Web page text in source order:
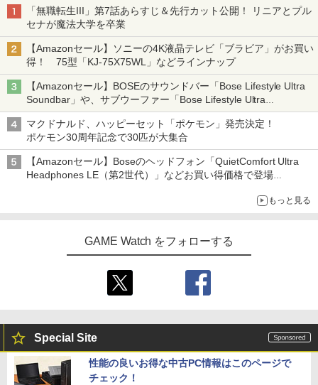
吾峠呼世晴 ]
￥8,690
4
【送料無料】[限定版][先着特典付]劇場版
「鬼滅の刃」無限城編 第一章 猗窩座再
来(完全生産限定版)【Blu-ray】/アニメ
ーション[Blu-ray]【返品種別A】
【楽天ブックス限定配送パック】【楽天
ホショルダー+【坤と離】二振りの剣、
十翼より来たる！スタジオ描き下ろしイ
￥9,900
「無職転生III」第7話あらすじ＆先行カット公開！ リニアとプル
セナが魔法大学を卒業
【Amazonセール】ソニーの4K液晶テレビ「ブラビア」がお買い
得！ 75型「KJ-75X75WL」などラインナップ
【Amazonセール】BOSEのサウンドバー「Bose Lifestyle Ultra
Soundbar」や、サブウーファー「Bose Lifestyle Ultra
Subwoofer」などお買い得！
マクドナルド、ハッピーセット「ポケモン」発売決定！
ポケモン30周年記念で30匹が大集合
【Amazonセール】Boseのヘッドフォン「QuietComfort Ultra
Headphones LE（第2世代）」などお買い得価格で登場
もっと見る
GAME Watch をフォローする
Special Site
性能の良いお得な中古PC情報はこのページで
チェック！